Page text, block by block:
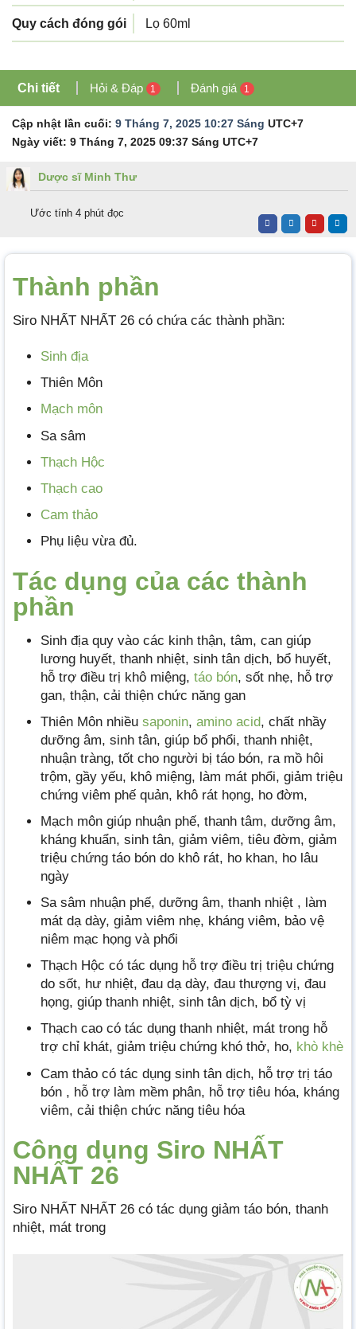
Quy cách đóng gói Lọ 60ml
Chi tiết Hỏi & Đáp 1 Đánh giá 1
Cập nhật lần cuối: 9 Tháng 7, 2025 10:27 Sáng UTC+7
Ngày viết: 9 Tháng 7, 2025 09:37 Sáng UTC+7
Dược sĩ Minh Thư
Ước tính 4 phút đọc
Thành phần
Siro NHẤT NHẤT 26 có chứa các thành phần:
Sinh địa
Thiên Môn
Mạch môn
Sa sâm
Thạch Hộc
Thạch cao
Cam thảo
Phụ liệu vừa đủ.
Tác dụng của các thành
phần
Sinh địa quy vào các kinh thận, tâm, can giúp
lương huyết, thanh nhiệt, sinh tân dịch, bổ huyết,
hỗ trợ điều trị khô miệng, táo bón, sốt nhẹ, hỗ trợ
gan, thận, cải thiện chức năng gan
Thiên Môn nhiều saponin, amino acid, chất nhầy
dưỡng âm, sinh tân, giúp bổ phổi, thanh nhiệt,
nhuận tràng, tốt cho người bị táo bón, ra mồ hôi
trộm, gầy yếu, khô miệng, làm mát phổi, giảm triệu
chứng viêm phế quản, khô rát họng, ho đờm,
Mạch môn giúp nhuận phế, thanh tâm, dưỡng âm,
kháng khuẩn, sinh tân, giảm viêm, tiêu đờm, giảm
triệu chứng táo bón do khô rát, ho khan, ho lâu
ngày
Sa sâm nhuận phế, dưỡng âm, thanh nhiệt , làm
mát dạ dày, giảm viêm nhẹ, kháng viêm, bảo vệ
niêm mạc họng và phổi
Thạch Hộc có tác dụng hỗ trợ điều trị triệu chứng
do sốt, hư nhiệt, đau dạ dày, đau thượng vị, đau
họng, giúp thanh nhiệt, sinh tân dịch, bổ tỳ vị
Thạch cao có tác dụng thanh nhiệt, mát trong hỗ
trợ chỉ khát, giảm triệu chứng khó thở, ho, khò khè
Cam thảo có tác dụng sinh tân dịch, hỗ trợ trị táo
bón , hỗ trợ làm mềm phân, hỗ trợ tiêu hóa, kháng
viêm, cải thiện chức năng tiêu hóa
Công dụng Siro NHẤT
NHẤT 26
Siro NHẤT NHẤT 26 có tác dụng giảm táo bón, thanh
nhiệt, mát trong